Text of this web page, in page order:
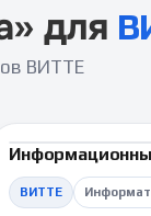
» для
ВИТТЕ
ВИТТЕ